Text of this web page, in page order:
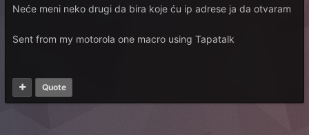
Neće meni neko drugi da bira koje ću ip adrese ja da otvaram
Sent from my motorola one macro using Tapatalk
Quote